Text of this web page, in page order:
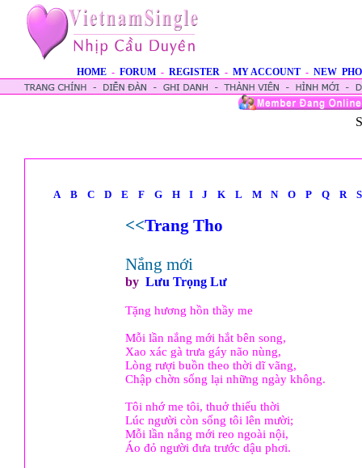
HOME - FORUM - REGISTER - MY ACCOUNT - NEW
A B C D E F G H I J K L M N O P Q R S
<<Trang Tho
Nắng mới
by Lưu Trọng Lư
Tặng hương hồn thầy me
Mỗi lần nắng mới hắt bên song,
Xao xác gà trưa gáy não nùng,
Lòng rượi buồn theo thời dĩ vãng,
Chập chờn sống lại những ngày không.
Tôi nhớ me tôi, thuở thiếu thời
Lúc người còn sống tôi lên mười;
Mỗi lần nắng mới reo ngoài nội,
Áo đỏ người đưa trước dậu phơi.